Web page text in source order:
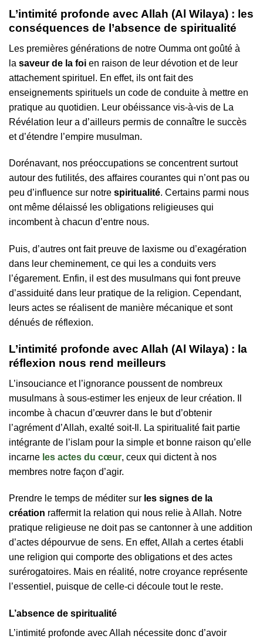
L’intimité profonde avec Allah (Al Wilaya) : les
conséquences de l’absence de spiritualité
Les premières générations de notre Oumma ont goûté à
la saveur de la foi en raison de leur dévotion et de leur
attachement spirituel. En effet, ils ont fait des
enseignements spirituels un code de conduite à mettre en
pratique au quotidien. Leur obéissance vis-à-vis de La
Révélation leur a d’ailleurs permis de connaître le succès
et d’étendre l’empire musulman.
Dorénavant, nos préoccupations se concentrent surtout
autour des futilités, des affaires courantes qui n’ont pas ou
peu d’influence sur notre spiritualité. Certains parmi nous
ont même délaissé les obligations religieuses qui
incombent à chacun d’entre nous.
Puis, d’autres ont fait preuve de laxisme ou d’exagération
dans leur cheminement, ce qui les a conduits vers
l’égarement. Enfin, il est des musulmans qui font preuve
d’assiduité dans leur pratique de la religion. Cependant,
leurs actes se réalisent de manière mécanique et sont
dénués de réflexion.
L’intimité profonde avec Allah (Al Wilaya) : la
réflexion nous rend meilleurs
L’insouciance et l’ignorance poussent de nombreux
musulmans à sous-estimer les enjeux de leur création. Il
incombe à chacun d’œuvrer dans le but d’obtenir
l’agrément d’Allah, exalté soit-Il. La spiritualité fait partie
intégrante de l’islam pour la simple et bonne raison qu’elle
incarne les actes du cœur, ceux qui dictent à nos
membres notre façon d’agir.
Prendre le temps de méditer sur les signes de la
création raffermit la relation qui nous relie à Allah. Notre
pratique religieuse ne doit pas se cantonner à une addition
d’actes dépourvue de sens. En effet, Allah a certes établi
une religion qui comporte des obligations et des actes
surérogatoires. Mais en réalité, notre croyance représente
l’essentiel, puisque de celle-ci découle tout le reste.
L’absence de spiritualité
L’intimité profonde avec Allah nécessite donc d’avoir